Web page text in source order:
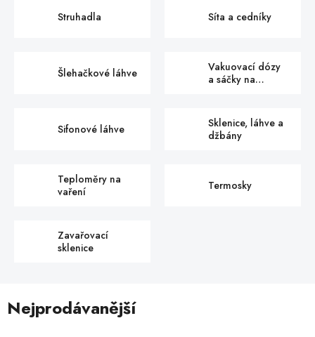
Struhadla Síta a cedníky
Šlehačkové láhve
Vakuovací dózy
a sáčky na
Sifonové láhve
Sklenice, láhve a
džbány
Teploměry na
vaření
Termosky
Zavařovací
sklenice
Nejprodávanější